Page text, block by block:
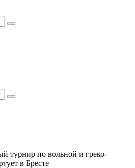
турнир по вольной и греко-
в Бресте